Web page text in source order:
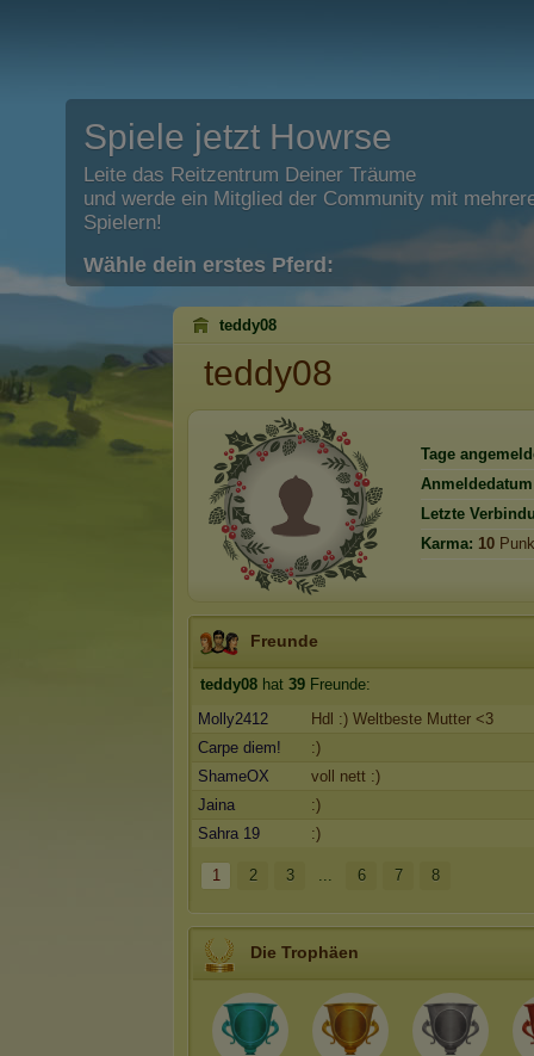
Spiele jetzt Howrse
Leite das Reitzentrum Deiner Träume
und werde ein Mitglied der Community mit
Spielern!
Wähle dein erstes Pferd:
teddy08
teddy08
Tage
Letzte
Karma: 10
Freunde
teddy08 hat 39 Freunde:
Molly2412
Hdl :) Weltbeste Mutter <3
Carpe diem!
:)
ShameOX
voll nett :)
Jaina
:)
Sahra 19
:)
1 2 3 ... 6 7 8
Die Trophäen